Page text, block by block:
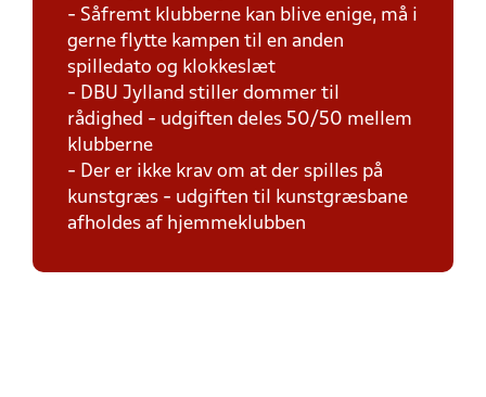
- Såfremt klubberne kan blive enige, må i
gerne flytte kampen til en anden
spilledato og klokkeslæt
- DBU Jylland stiller dommer til
rådighed - udgiften deles 50/50 mellem
klubberne
- Der er ikke krav om at der spilles på
kunstgræs - udgiften til kunstgræsbane
afholdes af hjemmeklubben